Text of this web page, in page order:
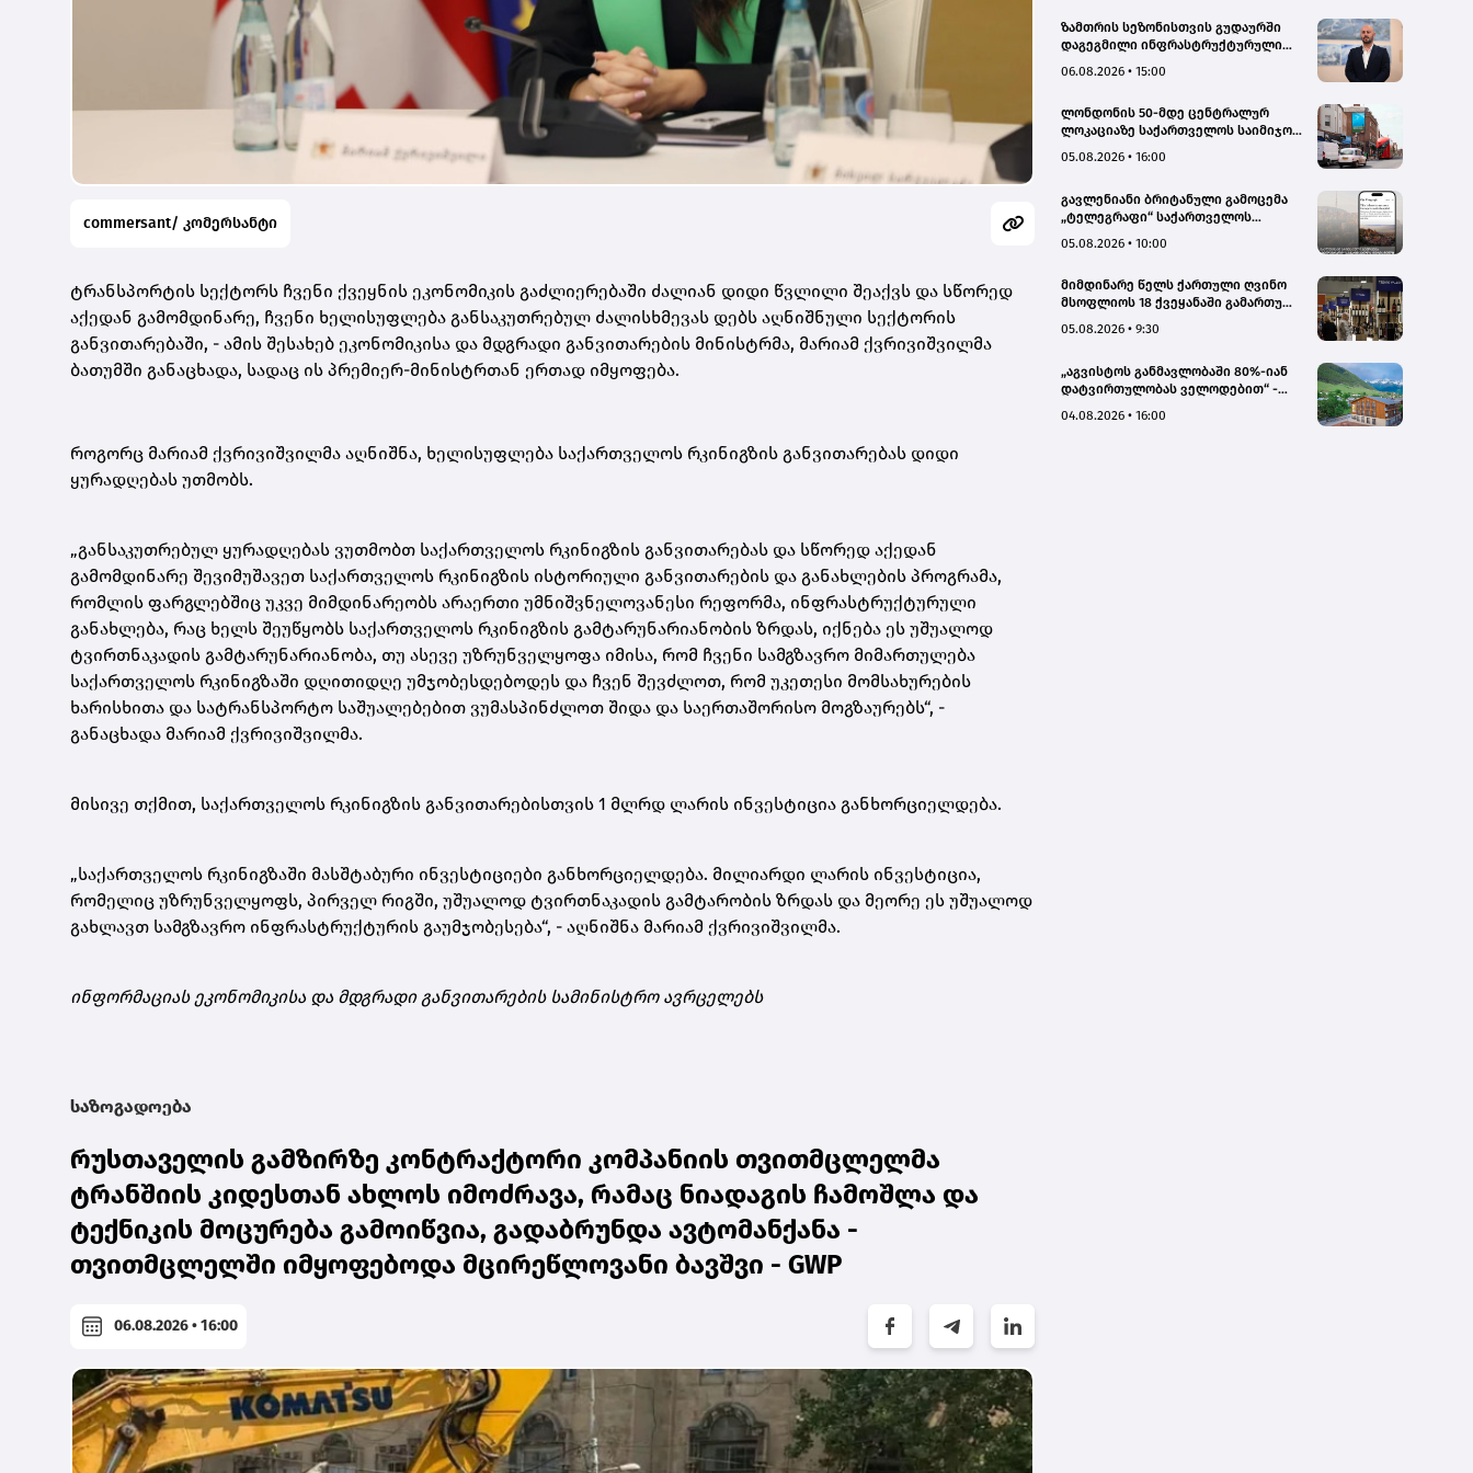
commersant/ კომერსანტი
ტრანსპორტის სექტორს ჩვენი ქვეყნის ეკონომიკის გაძლიერებაში ძალიან დიდი წვლილი შეაქვს და სწორედ
აქედან გამომდინარე, ჩვენი ხელისუფლება განსაკუთრებულ ძალისხმევას დებს აღნიშნული სექტორის
განვითარებაში, - ამის შესახებ ეკონომიკისა და მდგრადი განვითარების მინისტრმა, მარიამ ქვრივიშვილმა
ბათუმში განაცხადა, სადაც ის პრემიერ-მინისტრთან ერთად იმყოფება.
როგორც მარიამ ქვრივიშვილმა აღნიშნა, ხელისუფლება საქართველოს რკინიგზის განვითარებას დიდი
ყურადღებას უთმობს.
„განსაკუთრებულ ყურადღებას ვუთმობთ საქართველოს რკინიგზის განვითარებას და სწორედ აქედან
გამომდინარე შევიმუშავეთ საქართველოს რკინიგზის ისტორიული განვითარების და განახლების პროგრამა,
რომლის ფარგლებშიც უკვე მიმდინარეობს არაერთი უმნიშვნელოვანესი რეფორმა, ინფრასტრუქტურული
განახლება, რაც ხელს შეუწყობს საქართველოს რკინიგზის გამტარუნარიანობის ზრდას, იქნება ეს უშუალოდ
ტვირთნაკადის გამტარუნარიანობა, თუ ასევე უზრუნველყოფა იმისა, რომ ჩვენი სამგზავრო მიმართულება
საქართველოს რკინიგზაში დღითიდღე უმჯობესდებოდეს და ჩვენ შევძლოთ, რომ უკეთესი მომსახურების
ხარისხითა და სატრანსპორტო საშუალებებით ვუმასპინძლოთ შიდა და საერთაშორისო მოგზაურებს“, -
განაცხადა მარიამ ქვრივიშვილმა.
მისივე თქმით, საქართველოს რკინიგზის განვითარებისთვის 1 მლრდ ლარის ინვესტიცია განხორციელდება.
„საქართველოს რკინიგზაში მასშტაბური ინვესტიციები განხორციელდება. მილიარდი ლარის ინვესტიცია,
რომელიც უზრუნველყოფს, პირველ რიგში, უშუალოდ ტვირთნაკადის გამტარობის ზრდას და მეორე ეს უშუალოდ
გახლავთ სამგზავრო ინფრასტრუქტურის გაუმჯობესება“, - აღნიშნა მარიამ ქვრივიშვილმა.
ინფორმაციას ეკონომიკისა და მდგრადი განვითარების სამინისტრო ავრცელებს
საზოგადოება
რუსთაველის გამზირზე კონტრაქტორი კომპანიის თვითმცლელმა
ტრანშიის კიდესთან ახლოს იმოძრავა, რამაც ნიადაგის ჩამოშლა და
ტექნიკის მოცურება გამოიწვია, გადაბრუნდა ავტომანქანა -
თვითმცლელში იმყოფებოდა მცირეწლოვანი ბავშვი - GWP
06.08.2026 • 16:00
ზამთრის სეზონისთვის გუდაურში
დაგეგმილი ინფრასტრუქტურული
გუდაურის ტურისტული
დარსალია
06.08.2026 • 15:00
ლონდონის 50-მდე ცენტრალურ
ლოკაციაზე საქართველოს საიმიჯო
05.08.2026 • 16:00
გავლენიანი ბრიტანული გამოცემა
„ტელეგრაფი“ საქართველოს
სტატიების ციკლს აქვეყნებს
05.08.2026 • 10:00
მიმდინარე წელს ქართული ღვინო
მსოფლიოს 18 ქვეყანაში გამართულ
წარმოდგენილი
05.08.2026 • 9:30
„აგვისტოს განმავლობაში 80%-იან
დატვირთულობას ველოდებით“ -
04.08.2026 • 16:00